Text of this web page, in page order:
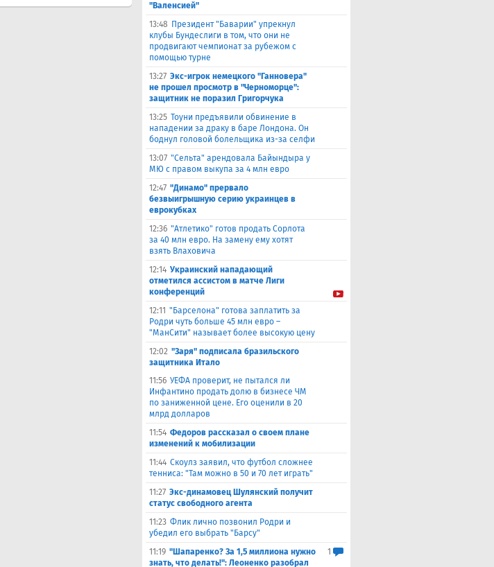
"Валенсией"
13:48 Президент "Баварии" упрекнул
клубы Бундеслиги в том, что они не
продвигают чемпионат за рубежом с
помощью турне
13:27 Экс-игрок немецкого "Ганновера"
не прошел просмотр в "Черноморце":
защитник не поразил Григорчука
13:25 Тоуни предъявили обвинение в
нападении за драку в баре Лондона. Он
боднул головой болельщика из-за селфи
13:07 "Сельта" арендовала Байындыра у
МЮ с правом выкупа за 4 млн евро
12:47 "Динамо" прервало
безвыигрышную серию украинцев в
еврокубках
12:36 "Атлетико" готов продать Сорлота
за 40 млн евро. На замену ему хотят
взять Влаховича
12:14 Украинский нападающий
отметился ассистом в матче Лиги
конференций
12:11 "Барселона" готова заплатить за
Родри чуть больше 45 млн евро –
"МанСити" называет более высокую цену
12:02 "Заря" подписала бразильского
защитника Итало
11:56 УЕФА проверит, не пытался ли
Инфантино продать долю в бизнесе ЧМ
по заниженной цене. Его оценили в 20
млрд долларов
11:54 Федоров рассказал о своем плане
изменений к мобилизации
11:44 Скоулз заявил, что футбол сложнее
тенниса: "Там можно в 50 и 70 лет играть"
11:27 Экс-динамовец Шулянский получит
статус свободного агента
11:23 Флик лично позвонил Родри и
убедил его выбрать "Барсу"
11:19 "Шапаренко? За 1,5 миллиона нужно
знать, что делать!": Леоненко разобрал
1